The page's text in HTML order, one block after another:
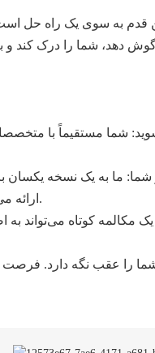
قدم به سوی یک راه حل
گوش دهد، شما را درک کند و
شوید: شما مستقیماً با
ما به یک نسخه یکسان
ارائه می‌دهیم که به‌طور خاص برای شما طراحی شده‌اند.
مکالمه کوتاه می‌تواند